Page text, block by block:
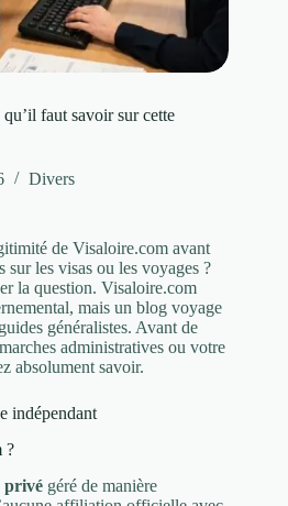
faut savoir sur cette
Divers
de Visaloire.com avant
les visas ou les voyages ?
la question. Visaloire.com
mais un blog voyage
généralistes. Avant de
administratives ou votre
absolument savoir.
indépendant
?
privé géré de manière